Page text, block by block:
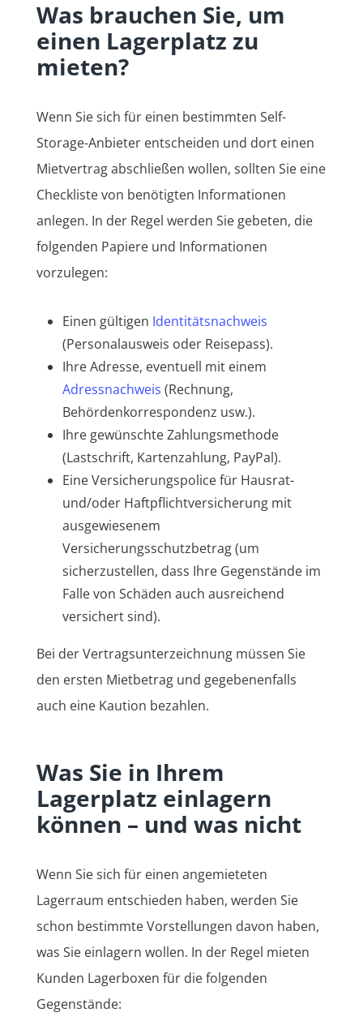
Was brauchen Sie, um
einen Lagerplatz zu
mieten?
Wenn Sie sich für einen bestimmten Self-
Storage-Anbieter entscheiden und dort einen
Mietvertrag abschließen wollen, sollten Sie eine
Checkliste von benötigten Informationen
anlegen. In der Regel werden Sie gebeten, die
folgenden Papiere und Informationen
vorzulegen:
Einen gültigen Identitätsnachweis
(Personalausweis oder Reisepass).
Ihre Adresse, eventuell mit einem
Adressnachweis (Rechnung,
Behördenkorrespondenz usw.).
Ihre gewünschte Zahlungsmethode
(Lastschrift, Kartenzahlung, PayPal).
Eine Versicherungspolice für Hausrat-
und/oder Haftpflichtversicherung mit
ausgewiesenem
Versicherungsschutzbetrag (um
sicherzustellen, dass Ihre Gegenstände im
Falle von Schäden auch ausreichend
versichert sind).
Bei der Vertragsunterzeichnung müssen Sie
den ersten Mietbetrag und gegebenenfalls
auch eine Kaution bezahlen.
Was Sie in Ihrem
Lagerplatz einlagern
können – und was nicht
Wenn Sie sich für einen angemieteten
Lagerraum entschieden haben, werden Sie
schon bestimmte Vorstellungen davon haben,
was Sie einlagern wollen. In der Regel mieten
Kunden Lagerboxen für die folgenden
Gegenstände: